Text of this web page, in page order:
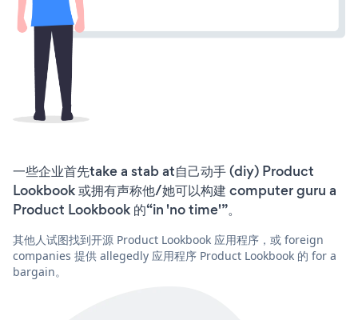
一些企业首先take a stab at自己动手 (diy) Product
Lookbook 或拥有声称他/她可以构建 computer guru a
Product Lookbook 的“in 'no time'”。
其他人试图找到开源 Product Lookbook 应用程序，或 foreign
companies 提供 allegedly 应用程序 Product Lookbook 的 for a
bargain。